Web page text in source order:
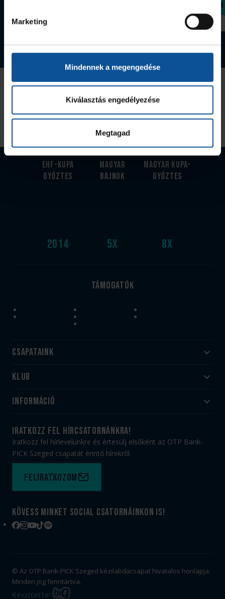
Marketing
Mindennek a megengedése
Kiválasztás engedélyezése
Megtagad
Megvásárolom
Az Utánpótlás kiemelt támogatója
EHF-Kupa
győztes
2014
Magyar
bajnok
5x
Magyar kupa-
győztes
8x
Támogatók
Csapataink
Felnőtt
Utánpótlás
Klub
#HandballFamily
Munkatársaink
PICK Aréna
Sajtóakkreditáció
Információ
Jegy- és bérletvásárlás
Webshop
Adatvédelem
Felhasználási feltételek
Kapcsolat
iratkozz fel hírcsatornánkra!
Iratkozz fel hírlevelünkre és értesülj elsőként az OTP Bank-
PICK Szeged csapatát érintő hírekről.
Feliratkozom
Kövess minket social csatornáinkon is!
Facebook
Instagram
YouTube
TikTokSpotify
© Az OTP Bank-PICK Szeged kézilabdacsapat hivatalos honlapja.
Minden jog fenntartva.
Készítette: BIG